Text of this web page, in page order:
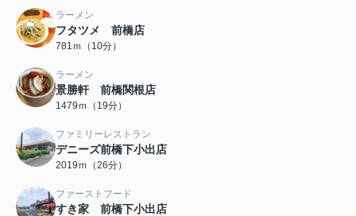
ラーメン
フタツメ 前橋店
781ｍ（10分）
ラーメン
景勝軒 前橋関根店
1479ｍ（19分）
ファミリーレストラン
デニーズ前橋下小出店
2019ｍ（26分）
ファーストフード
すき家 前橋下小出店